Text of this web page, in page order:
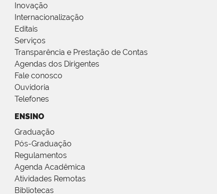
Inovação
Internacionalização
Editais
Serviços
Transparência e Prestação de Contas
Agendas dos Dirigentes
Fale conosco
Ouvidoria
Telefones
ENSINO
Graduação
Pós-Graduação
Regulamentos
Agenda Acadêmica
Atividades Remotas
Bibliotecas